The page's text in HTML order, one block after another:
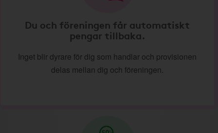
Du och föreningen får automatiskt
pengar tillbaka.
Inget blir dyrare för dig som handlar och provisionen
delas mellan dig och föreningen.